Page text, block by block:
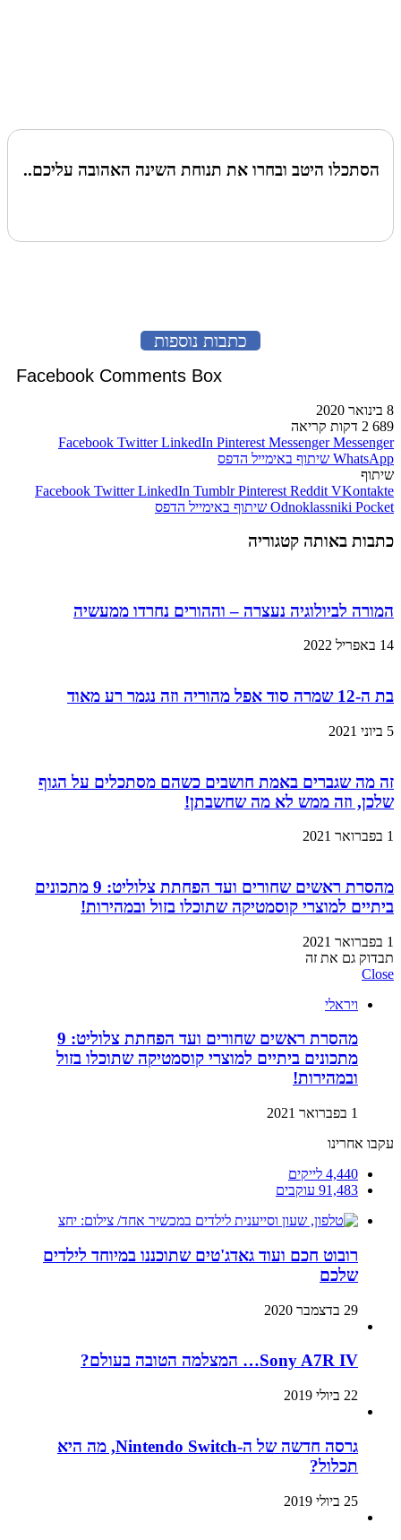
הסתכלו היטב ובחרו את תנוחת השינה האהובה עליכם..
כתבות נוספות
Facebook Comments Box
8 בינואר 2020
689 2 דקות קריאה
Facebook Twitter LinkedIn Pinterest Messenger Messenger
WhatsApp שיתוף באימייל הדפס
שיתוף
Facebook Twitter LinkedIn Tumblr Pinterest Reddit VKontakte
Odnoklassniki Pocket שיתוף באימייל הדפס
כתבות באותה קטגוריה
המורה לביולוגיה נעצרה – וההורים נחרדו ממעשיה
14 באפריל 2022
בת ה-12 שמרה סוד אפל מהוריה וזה נגמר רע מאוד
5 ביוני 2021
זה מה שגברים באמת חושבים כשהם מסתכלים על הגוף
שלכן, וזה ממש לא מה שחשבתן!
1 בפברואר 2021
מהסרת ראשים שחורים ועד הפחתת צלוליט: 9 מתכונים
ביתיים למוצרי קוסמטיקה שתוכלו בזול ובמהירות!
1 בפברואר 2021
תבדוק גם את זה
Close
ויראלי
מהסרת ראשים שחורים ועד הפחתת צלוליט: 9
מתכונים ביתיים למוצרי קוסמטיקה שתוכלו בזול
ובמהירות!
1 בפברואר 2021
עקבו אחרינו
4,440 לייקים
91,483 עוקבים
רובוט חכם ועוד גאדג'טים שתוכננו במיוחד לילדים
שלכם
29 בדצמבר 2020
Sony A7R IV… המצלמה הטובה בעולם?
22 ביולי 2019
גרסה חדשה של ה-Nintendo Switch, מה היא
תכלול?
25 ביולי 2019